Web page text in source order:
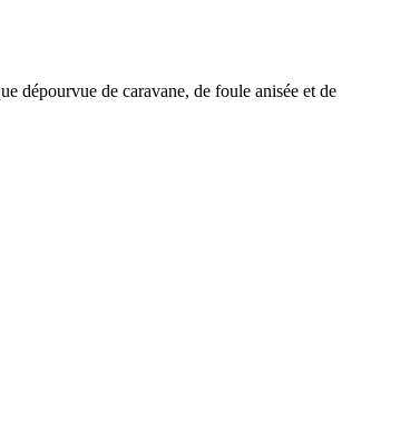
dépourvue de caravane, de foule anisée et de